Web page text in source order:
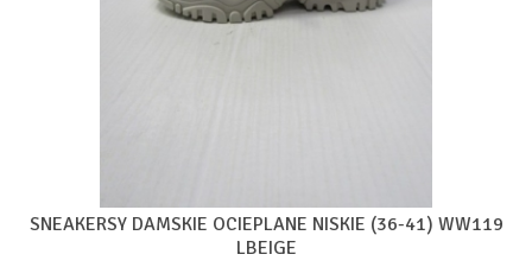
SNEAKERSY DAMSKIE OCIEPLANE NISKIE (36-41) WW119
LBEIGE